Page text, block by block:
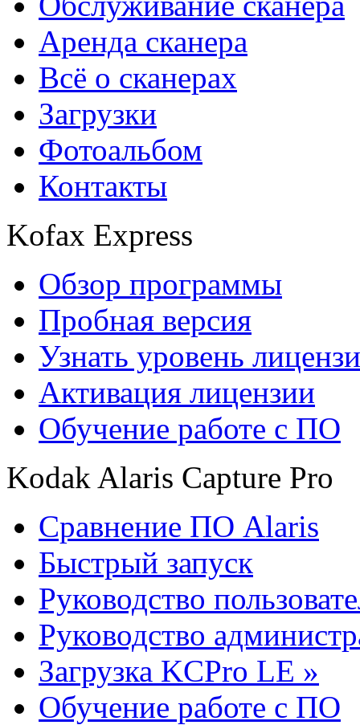
Аренда сканера
Всё о сканерах
Загрузки
Фотоальбом
Контакты
Kofax Express
Обзор программы
Пробная версия
Узнать уровень
Активация лицензии
Обучение работе с ПО
Kodak Alaris Capture Pro
Сравнение ПО Alaris
Быстрый запуск
Руководство
Руководство
Загрузка KCPro LE »
Обучение работе с ПО